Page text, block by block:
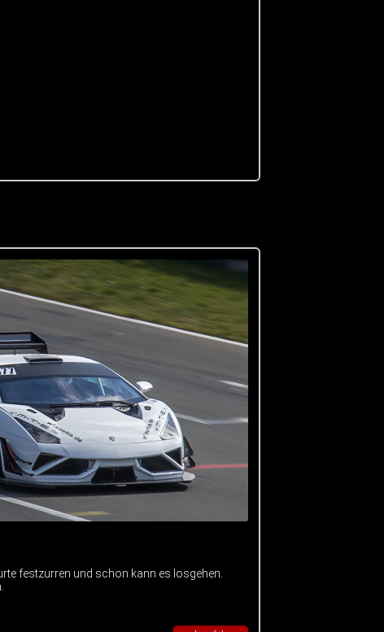
festzurren und schon kann es losgehen.